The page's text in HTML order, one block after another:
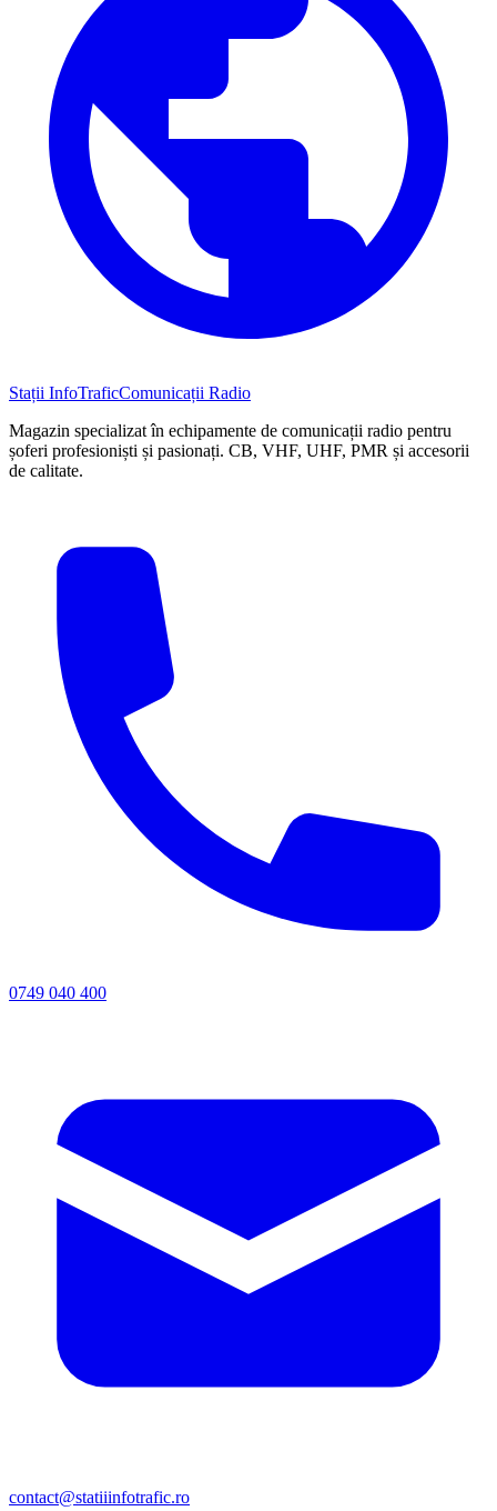
Stații InfoTraficComunicații Radio
Magazin specializat în echipamente de comunicații radio pentru
șoferi profesioniști și pasionați. CB, VHF, UHF, PMR și accesorii
de calitate.
0749 040 400
contact@statiiinfotrafic.ro